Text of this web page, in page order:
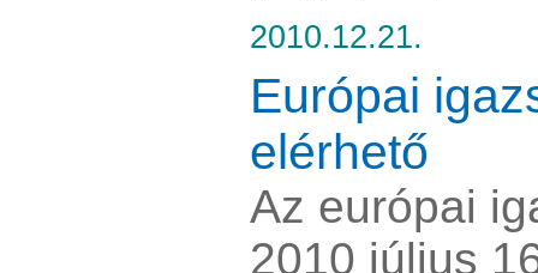
2010.12.21.
Európai
elérhető
Az európai
2010 július